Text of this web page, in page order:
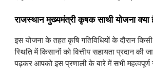
राजस्थान मुख्यमंत्री कृषक साथी योजना क्या
इस योजना के तहत कृषि गतिविधियों के दौरान किसी
स्थिति में किसानों को वित्तीय सहायता प्रदान की
पढ़कर आपको इस प्रणाली के बारे में सभी महत्वपूर्ण